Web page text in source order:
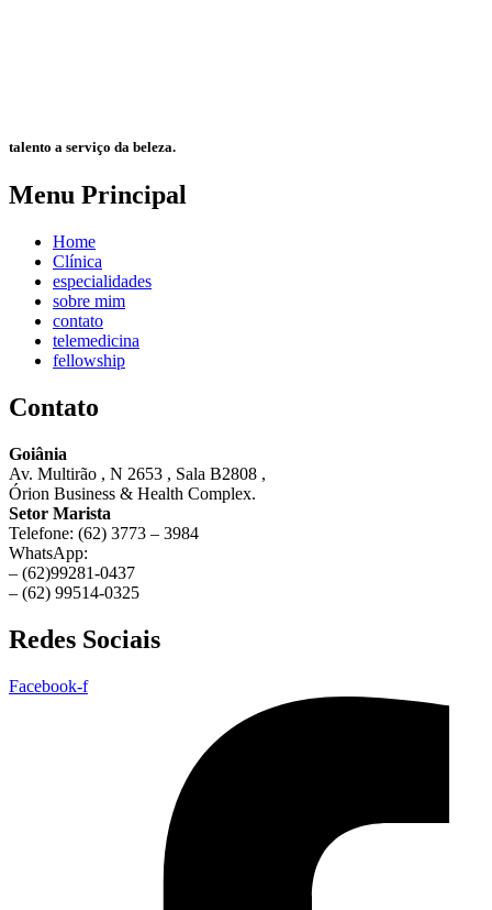
talento a serviço da beleza.
Menu Principal
Home
Clínica
especialidades
sobre mim
contato
telemedicina
fellowship
Contato
Goiânia
Av. Multirão , N 2653 , Sala B2808 ,
Órion Business & Health Complex.
Setor Marista
Telefone: (62) 3773 – 3984
WhatsApp:
– (62)99281-0437
– (62) 99514-0325
Redes Sociais
Facebook-f